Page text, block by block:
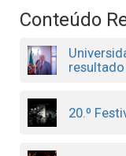
Conteúdo
resultado
20.º